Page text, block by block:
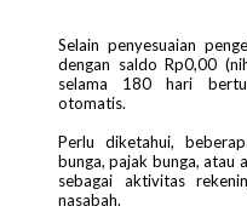
Selain penyesuaian
dengan saldo Rp0,00
selama 180 hari
otomatis.
Perlu diketahui,
bunga, pajak bunga, atau
sebagai aktivitas
nasabah.